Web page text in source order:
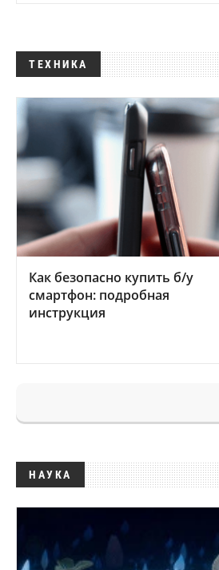
ТЕХНИКА
Как безопасно купить б/у
смартфон: подробная
инструкция
НАУКА